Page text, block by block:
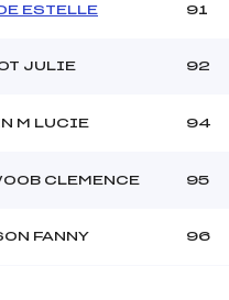
ESTELLE 91
JULIE 92
M LUCIE 94
CLEMENCE 95
FANNY 96